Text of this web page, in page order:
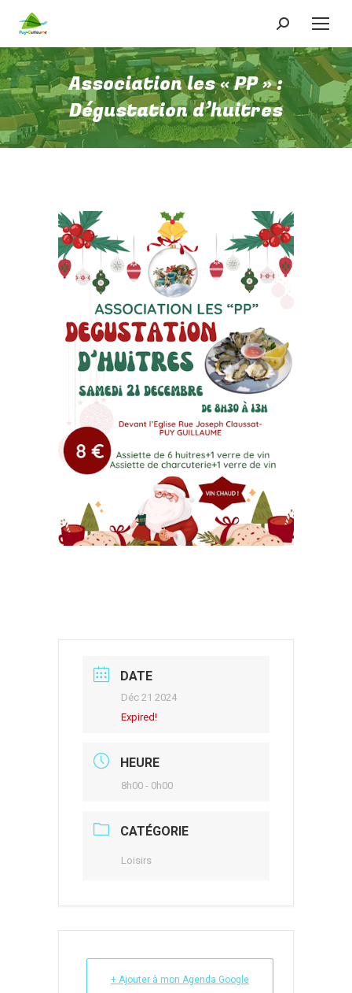
Recherche
:
Association les « PP » :
Dégustation d’huitres
DATE
Déc 21 2024
Expired!
HEURE
8h00 - 0h00
CATÉGORIE
Loisirs
+ Ajouter à mon Agenda Google